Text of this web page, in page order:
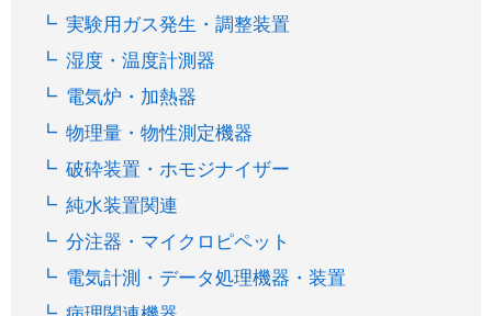
実験用ガス発生・調整装置
湿度・温度計測器
電気炉・加熱器
物理量・物性測定機器
破砕装置・ホモジナイザー
純水装置関連
分注器・マイクロピペット
電気計測・データ処理機器・装置